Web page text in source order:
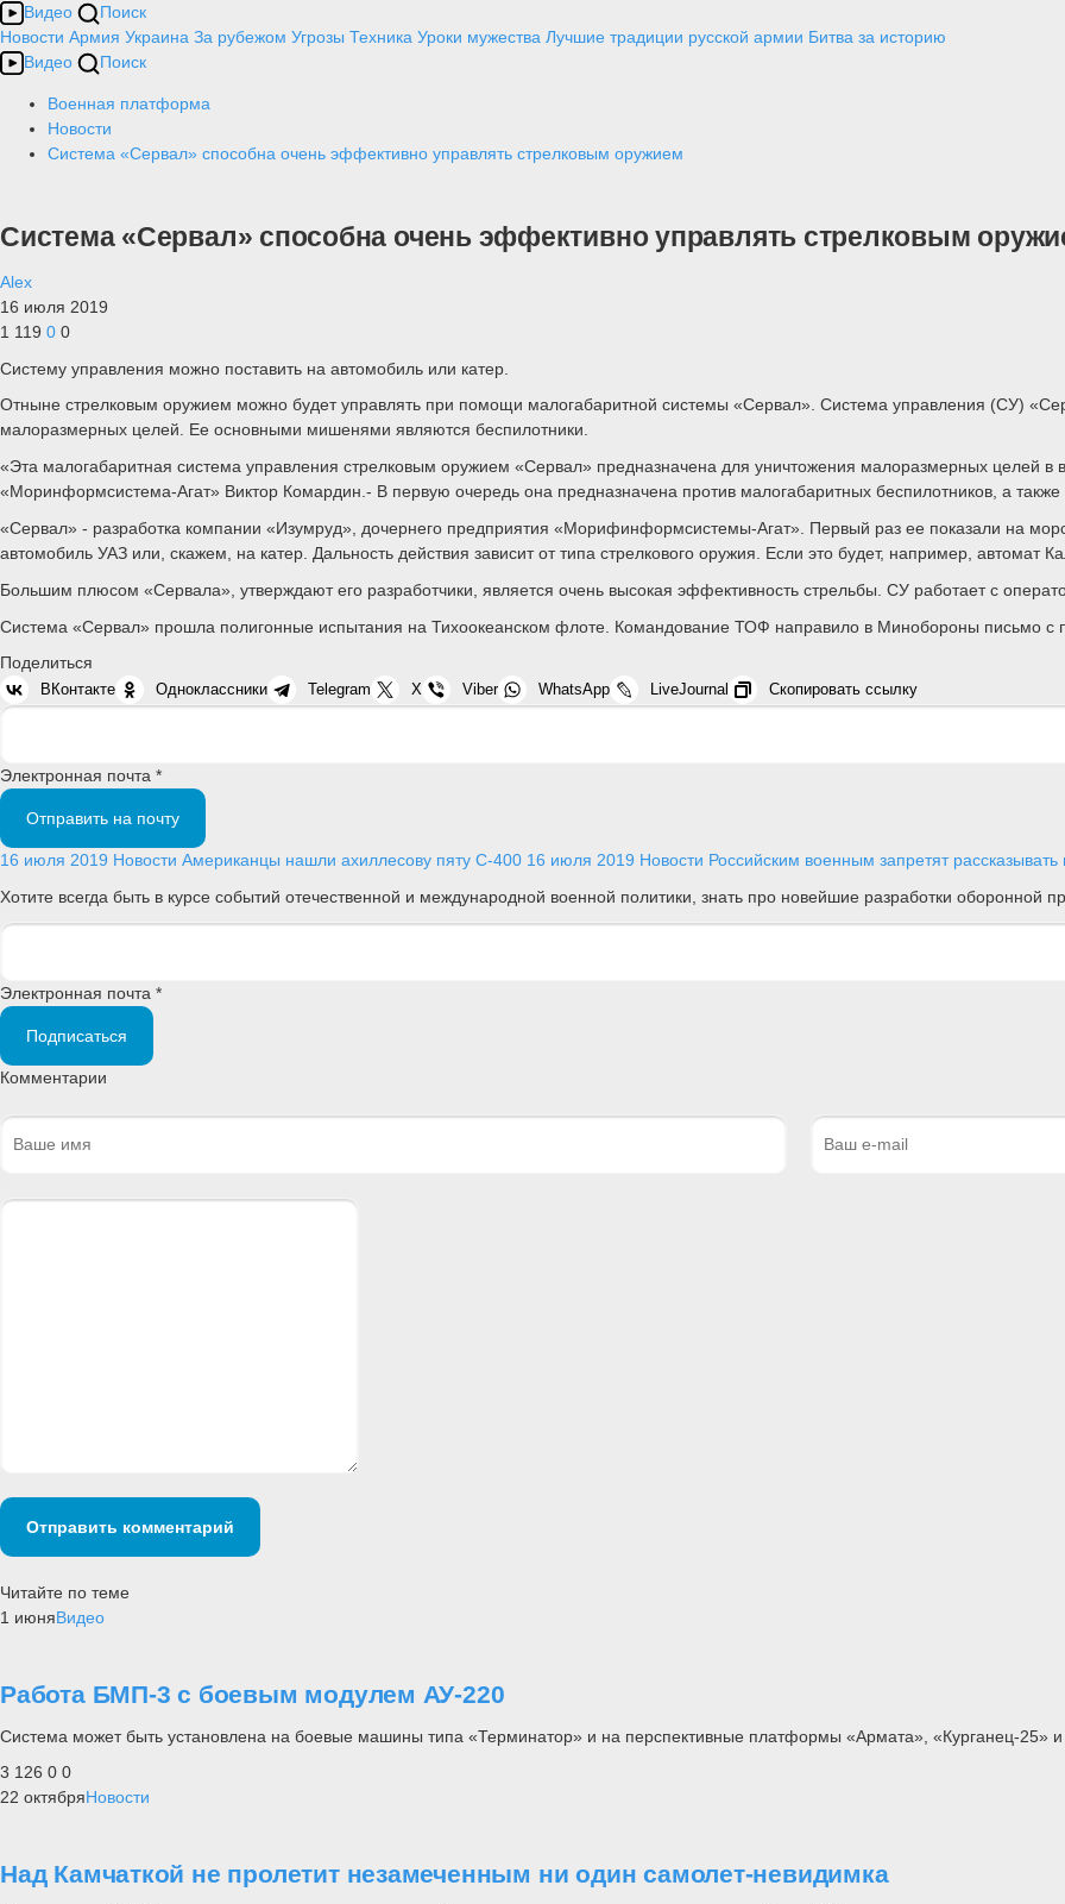
Видео
Поиск
Новости Армия Украина За рубежом Угрозы Техника Уроки мужества Лучшие традиции русской армии Битва за историю
Видео
Поиск
Военная платформа
Новости
Система «Сервал» способна очень эффективно управлять стрелковым оружием
Система «Сервал» способна очень эффективно управлять стрелковым
Alex
16 июля 2019
1 119 0 0
Систему управления можно поставить на автомобиль или катер.
Отныне стрелковым оружием можно будет управлять при помощи малогабаритной системы «Сервал». Система управления (СУ)
малоразмерных целей. Ее основными мишенями являются беспилотники.
«Эта малогабаритная система управления стрелковым оружием «Сервал» предназначена для уничтожения малоразмерных целей в
«Моринформсистема-Агат» Виктор Комардин.- В первую очередь она предназначена против малогабаритных беспилотников, а
«Сервал» - разработка компании «Изумруд», дочернего предприятия «Морифинформсистемы-Агат». Первый раз ее показали на
автомобиль УАЗ или, скажем, на катер. Дальность действия зависит от типа стрелкового оружия. Если это будет, например, автомат
Большим плюсом «Сервала», утверждают его разработчики, является очень высокая эффективность стрельбы. СУ работает с
Система «Сервал» прошла полигонные испытания на Тихоокеанском флоте. Командование ТОФ направило в Минобороны письмо с
Поделиться
ВКонтакте Одноклассники Telegram X Viber WhatsApp LiveJournal Скопировать ссылку
Электронная почта *
Отправить на почту
16 июля 2019 Новости Американцы нашли ахиллесову пяту С-400 16 июля 2019 Новости Российским военным запретят
Хотите всегда быть в курсе событий отечественной и международной военной политики, знать про новейшие разработки
Электронная почта *
Подписаться
Комментарии
Отправить комментарий
Читайте по теме
1 июняВидео
Работа БМП-3 с боевым модулем АУ-220
Система может быть установлена на боевые машины типа «Терминатор» и на перспективные платформы «Армата», «Курганец-25»
3 126 0 0
22 октябряНовости
Над Камчаткой не пролетит незамеченным ни один самолет-невидимка